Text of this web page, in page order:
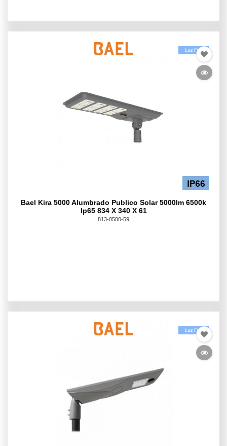
Bael Kira 5000 Alumbrado Publico Solar 5000lm 6500k
Ip65 834 X 340 X 61
813-0500-59